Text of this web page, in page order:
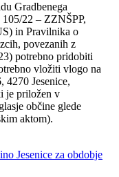
Gradbenega
22 – ZZNŠPP,
in Pravilnika o
povezanih z
potrebno pridobiti
vložiti vlogo na
4270 Jesenice,
je priložen v
občine glede
aktom).